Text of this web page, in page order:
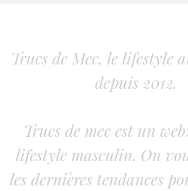
Trucs de Mec, le lifestyle
depuis 2012.
Trucs de mec est un
lifestyle masculin. On
les dernières tendances